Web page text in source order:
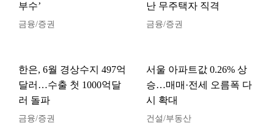
부수’
금융/증권
난 무주택자 직격
금융/증권
한은, 6월 경상수지 497억
달러…수출 첫 1000억달
러 돌파
금융/증권
서울 아파트값 0.26% 상
승…매매·전세 오름폭 다
시 확대
건설/부동산